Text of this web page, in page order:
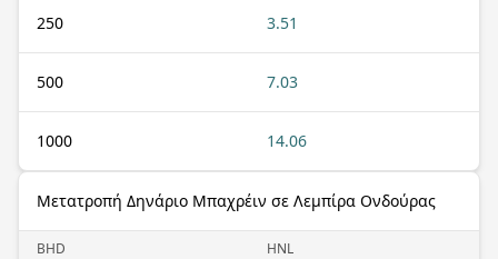
250 3.51
500 7.03
1000 14.06
Μετατροπή Δηνάριο Μπαχρέιν σε Λεμπίρα Ονδούρας
BHD HNL